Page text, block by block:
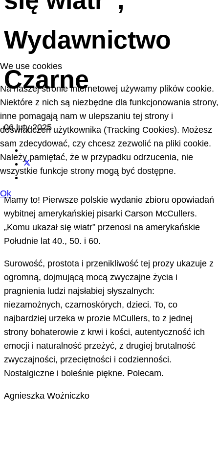
Wydawnictwo
Czarne
06 luty 2025
Mamy to! Pierwsze polskie wydanie zbioru opowiadań
wybitnej amerykańskiej pisarki Carson McCullers.
„Komu ukazał się wiatr” przenosi na amerykańskie
Południe lat 40., 50. i 60.
Surowość, prostota i przenikliwość tej prozy ukazuje z
ogromną, dojmującą mocą zwyczajne życia i
pragnienia ludzi najsłabiej słyszalnych:
niezamożnych, czarnoskórych, dzieci. To, co
najbardziej urzeka w prozie MCullers, to z jednej
strony bohaterowie z krwi i kości, autentyczność ich
emocji i naturalność przeżyć, z drugiej brutalność
zwyczajności, przeciętności i codzienności.
Nostalgiczne i boleśnie piękne. Polecam.
Agnieszka Woźniczko
We use cookies
Na naszej stronie internetowej używamy plików cookie.
Niektóre z nich są niezbędne dla funkcjonowania strony,
inne pomagają nam w ulepszaniu tej strony i
doświadczeń użytkownika (Tracking Cookies). Możesz
sam zdecydować, czy chcesz zezwolić na pliki cookie.
Należy pamiętać, że w przypadku odrzucenia, nie
wszystkie funkcje strony mogą być dostępne.
Ok